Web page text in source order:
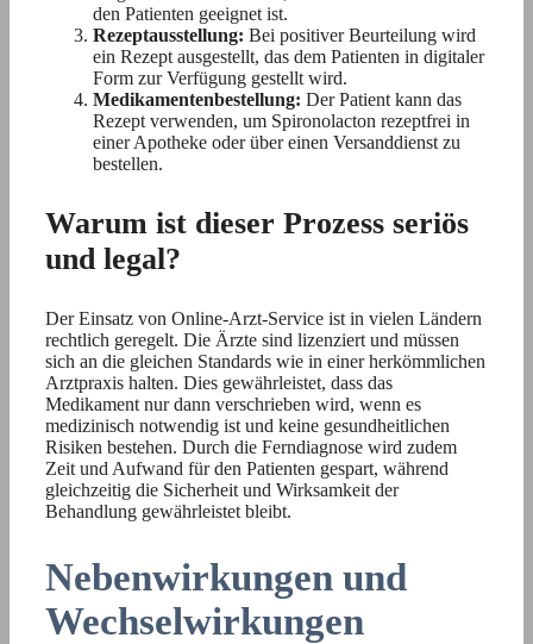
den Patienten geeignet ist.
Rezeptausstellung: Bei positiver Beurteilung wird
ein Rezept ausgestellt, das dem Patienten in digitaler
Form zur Verfügung gestellt wird.
Medikamentenbestellung: Der Patient kann das
Rezept verwenden, um Spironolacton rezeptfrei in
einer Apotheke oder über einen Versanddienst zu
bestellen.
Warum ist dieser Prozess seriös
und legal?
Der Einsatz von Online-Arzt-Service ist in vielen Ländern
rechtlich geregelt. Die Ärzte sind lizenziert und müssen
sich an die gleichen Standards wie in einer herkömmlichen
Arztpraxis halten. Dies gewährleistet, dass das
Medikament nur dann verschrieben wird, wenn es
medizinisch notwendig ist und keine gesundheitlichen
Risiken bestehen. Durch die Ferndiagnose wird zudem
Zeit und Aufwand für den Patienten gespart, während
gleichzeitig die Sicherheit und Wirksamkeit der
Behandlung gewährleistet bleibt.
Nebenwirkungen und
Wechselwirkungen